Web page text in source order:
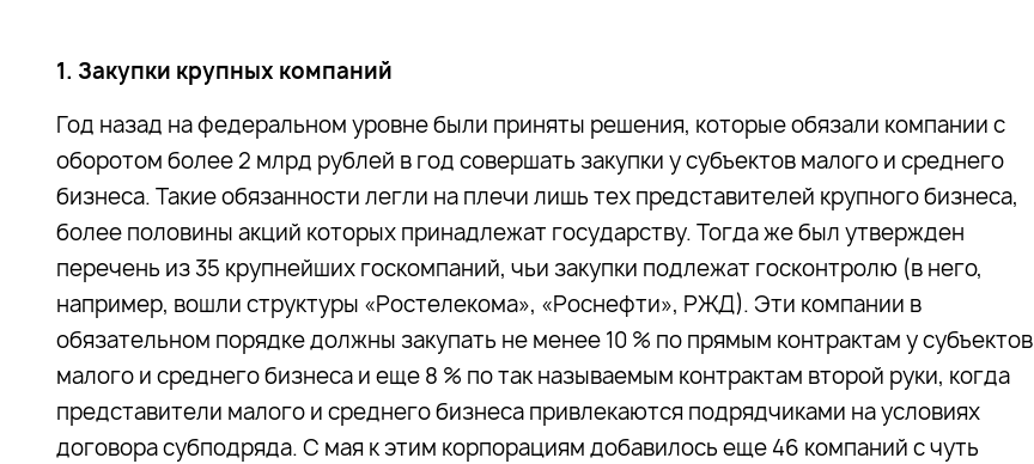
1. Закупки крупных компаний
Год назад на федеральном уровне были приняты решения, которые обязали компании с
оборотом более 2 млрд рублей в год совершать закупки у субъектов малого и среднего
бизнеса. Такие обязанности легли на плечи лишь тех представителей крупного бизнеса,
более половины акций которых принадлежат государству. Тогда же был утвержден
перечень из 35 крупнейших госкомпаний, чьи закупки подлежат госконтролю (в него,
например, вошли структуры «Ростелекома», «Роснефти», РЖД). Эти компании в
обязательном порядке должны закупать не менее 10 % по прямым контрактам у субъектов
малого и среднего бизнеса и еще 8 % по так называемым контрактам второй руки, когда
представители малого и среднего бизнеса привлекаются подрядчиками на условиях
договора субподряда. С мая к этим корпорациям добавилось еще 46 компаний с чуть